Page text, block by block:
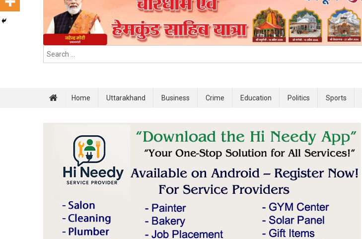
Home Uttarakhand Business Crime Education Politics Sports